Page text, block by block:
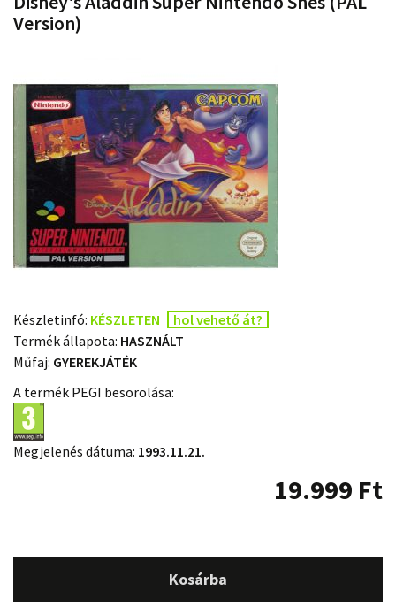
Version)
Készletinfó: KÉSZLETEN
hol vehető át?
Termék állapota: HASZNÁLT
Műfaj: GYEREKJÁTÉK
A termék PEGI besorolása:
Megjelenés dátuma: 1993.11.21.
19.999 Ft
Kosárba